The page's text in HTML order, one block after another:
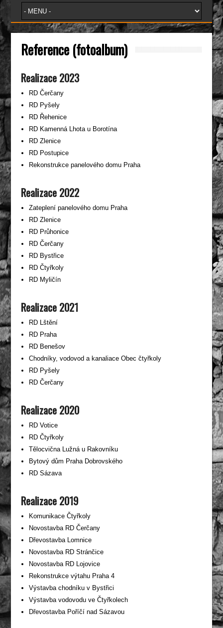
Reference (fotoalbum)
Realizace 2023
RD Čerčany
RD Pyšely
RD Řehenice
RD Kamenná Lhota u Borotína
RD Zlenice
RD Postupice
Rekonstrukce panelového domu Praha
Realizace 2022
Zateplení panelového domu Praha
RD Zlenice
RD Průhonice
RD Čerčany
RD Bystřice
RD Čtyřkoly
RD Myličín
Realizace 2021
RD Lštění
RD Praha
RD Benešov
Chodníky, vodovod a kanaliace Obec čtyřkoly
RD Pyšely
RD Čerčany
Realizace 2020
RD Votice
RD Čtyřkoly
Tělocvična Lužná u Rakovníku
Bytový dům Praha Dobrovského
RD Sázava
Realizace 2019
Komunikace Čtyřkoly
Novostavba RD Čerčany
Dřevostavba Lomnice
Novostavba RD Stránčice
Novostavba RD Lojovice
Rekonstrukce výtahu Praha 4
Výstavba chodníku v Bystřici
Výstavba vodovodu ve Čtyřkolech
Dřevostavba Poříčí nad Sázavou